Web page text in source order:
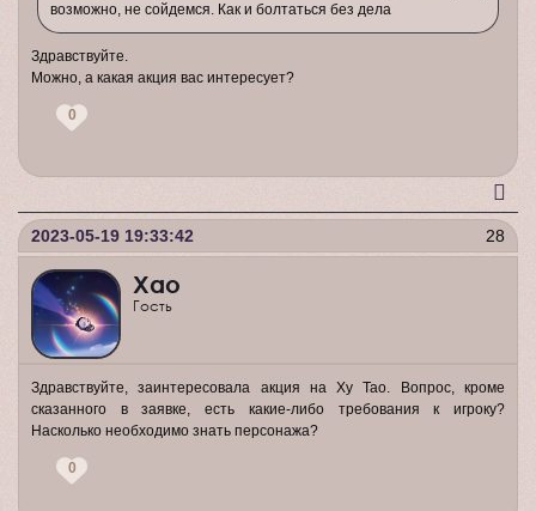
возможно, не сойдемся. Как и болтаться без дела
Здравствуйте.
Можно, а какая акция вас интересует?
0
28
2023-05-19 19:33:42
Хао
Гость
Здравствуйте, заинтересовала акция на Ху Тао. Вопрос, кроме
сказанного в заявке, есть какие-либо требования к игроку?
Насколько необходимо знать персонажа?
0